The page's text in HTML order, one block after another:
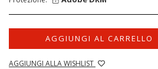
AGGIUNGI AL CARRELLO
AGGIUNGI ALLA WISHLIST